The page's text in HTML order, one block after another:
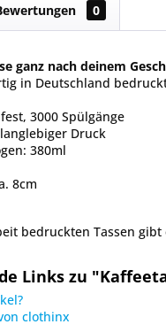
0
ganz nach deinem
in Deutschland
3000 Spülgänge
Druck
380ml
8cm
bedruckten Tassen
Links zu
clothinx